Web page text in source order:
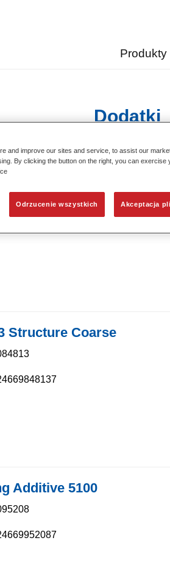
Produkty
Dodatki
Structure Fine
Structure Coarse
Additive 5100​
and improve our sites and service, to assist our
By clicking the button on the right, you can exercise
Odrzucenie wszystkich Akceptacja